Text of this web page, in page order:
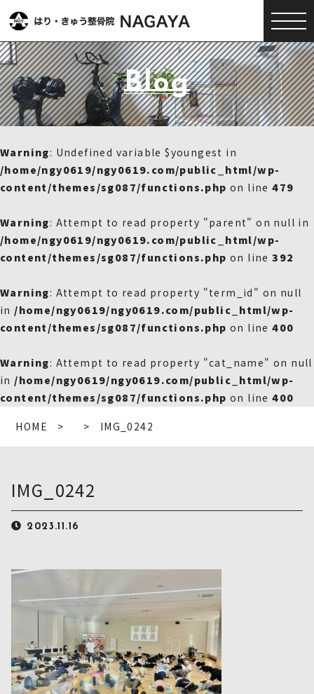
Blog
Warning: Undefined variable $youngest in
/home/ngy0619/ngy0619.com/public_html/wp-
content/themes/sg087/functions.php on line479
Warning: Attempt to read property "parent" on null in
/home/ngy0619/ngy0619.com/public_html/wp-
content/themes/sg087/functions.php on line392
Warning: Attempt to read property "term_id" on null
in /home/ngy0619/ngy0619.com/public_html/wp-
content/themes/sg087/functions.php on line400
Warning: Attempt to read property "cat_name" on null
in /home/ngy0619/ngy0619.com/public_html/wp-
content/themes/sg087/functions.php on line400
HOME IMG_0242
IMG_0242
2023.11.16